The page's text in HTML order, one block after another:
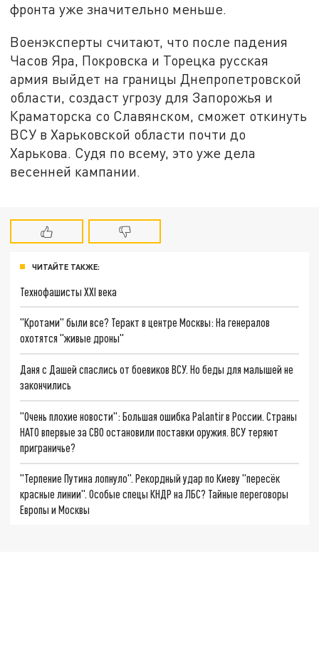
фронта уже значительно меньше.
Военэксперты считают, что после падения
Часов Яра, Покровска и Торецка русская
армия выйдет на границы Днепропетровской
области, создаст угрозу для Запорожья и
Краматорска со Славянском, сможет откинуть
ВСУ в Харьковской области почти до
Харькова. Судя по всему, это уже дела
весенней кампании.
ЧИТАЙТЕ ТАКЖЕ:
Технофашисты XXI века
"Кротами" были все? Теракт в центре Москвы: На генералов
охотятся "живые дроны"
Даня с Дашей спаслись от боевиков ВСУ. Но беды для малышей не
закончились
"Очень плохие новости": Большая ошибка Palantir в России. Страны
НАТО впервые за СВО остановили поставки оружия. ВСУ теряют
приграничье?
"Терпение Путина лопнуло". Рекордный удар по Киеву "пересёк
красные линии". Особые спецы КНДР на ЛБС? Тайные переговоры
Европы и Москвы